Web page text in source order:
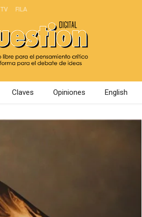
FILA
Claves Opiniones English